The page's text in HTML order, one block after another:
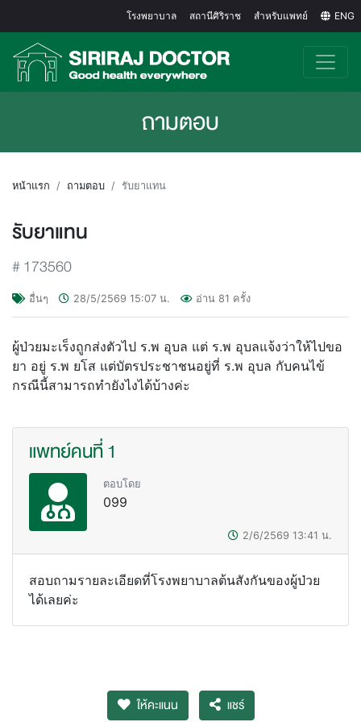
โรงพยาบาล สถานีศิริราช สำหรับแพทย์ ENG
ถามตอบ
หน้าแรก ถามตอบ รับยาแทน
รับยาแทน
#173560
อื่นๆ 28/5/2569 15:07 น. อ่าน 81 ครั้ง
ผู้ป่วยมะเร็งถูกส่งตัวไป ร.พ อุบล แต่ ร.พ อุบลแจ้งว่าให้ไปขอ
ยา อยู่ ร.พ ยโส แต่บัตรประชาชนอยู่ที่ ร.พ อุบล กับคนไข้
กรณีนี้สามารถทำยังไงได้บ้างค่ะ
แพทย์คนที่ 1
ตอบโดย
099
2/6/2569 13:41 น.
สอบถามรายละเอียดที่โรงพยาบาลต้นสังกันของผู้ป่วย
ได้เลยค่ะ
ให้คะแนน แชร์